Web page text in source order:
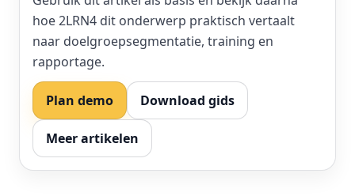
hoe 2LRN4 dit onderwerp praktisch vertaalt
naar doelgroepsegmentatie, training en
rapportage.
Plan demo Download gids
Meer artikelen